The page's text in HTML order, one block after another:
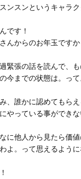
ンスンというキャラク
です！
んからのお年玉ですか
緊張の話を読んで、も
今までの状態は。って
、誰かに認めてもら
やっている事ができ
に他人から見たら価
よ。って思えるように